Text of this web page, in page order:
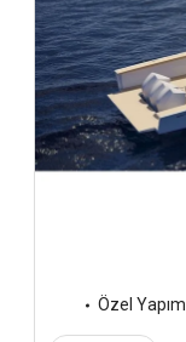
Özel Yapım